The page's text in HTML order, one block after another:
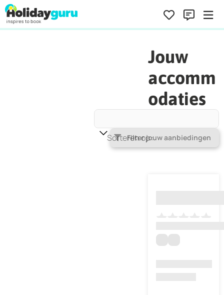
Jouw
accomm
odaties
Filter jouw aanbiedingen
Sorteren op Populariteit